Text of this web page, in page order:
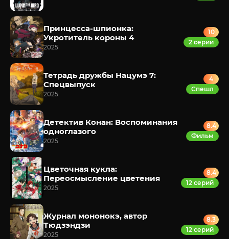
Принцесса-шпионка:
Укротитель короны 4
2025
10
2 серии
Тетрадь дружбы Нацумэ 7:
Спецвыпуск
2025
4
Спешл
Детектив Конан: Воспоминания
одноглазого
2025
8.4
Фильм
Цветочная кукла:
Переосмысление цветения
2025
8.4
12 серий
Журнал мононокэ, автор
Тюдзэндзи
2025
8.3
12 серий